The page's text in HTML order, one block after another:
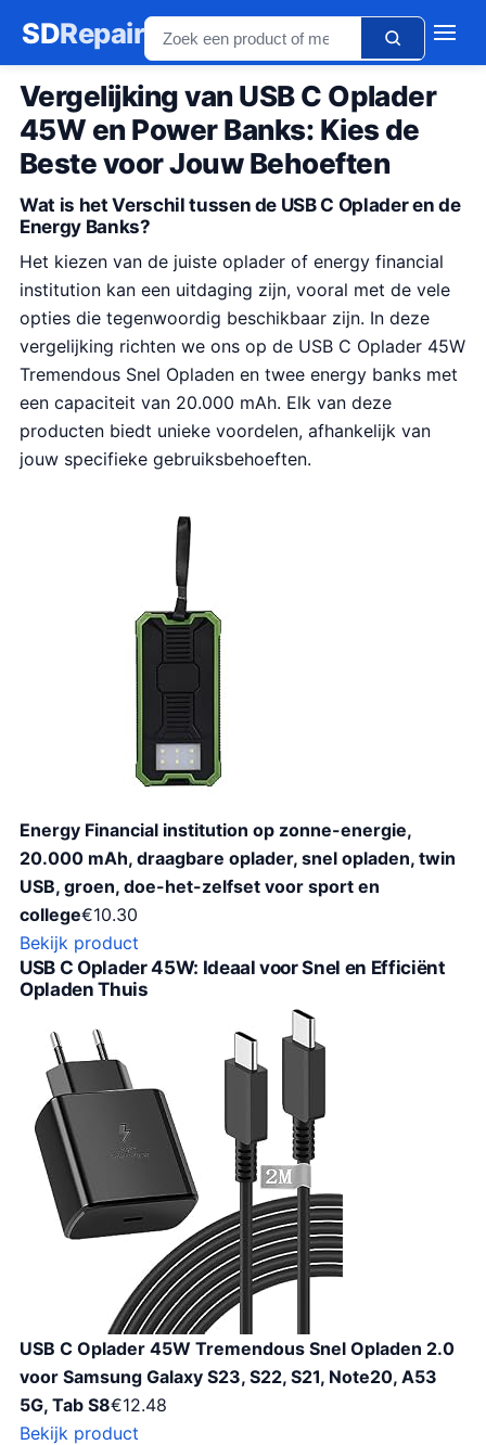
SDRepair
Vergelijking van USB C Oplader
45W en Power Banks: Kies de
Beste voor Jouw Behoeften
Wat is het Verschil tussen de USB C Oplader en de
Energy Banks?
Het kiezen van de juiste oplader of energy financial
institution kan een uitdaging zijn, vooral met de vele
opties die tegenwoordig beschikbaar zijn. In deze
vergelijking richten we ons op de USB C Oplader 45W
Tremendous Snel Opladen en twee energy banks met
een capaciteit van 20.000 mAh. Elk van deze
producten biedt unieke voordelen, afhankelijk van
jouw specifieke gebruiksbehoeften.
Energy Financial institution op zonne-energie,
20.000 mAh, draagbare oplader, snel opladen, twin
USB, groen, doe-het-zelfset voor sport en
college€10.30
Bekijk product
USB C Oplader 45W: Ideaal voor Snel en Efficiënt
Opladen Thuis
USB C Oplader 45W Tremendous Snel Opladen 2.0
voor Samsung Galaxy S23, S22, S21, Note20, A53
5G, Tab S8€12.48
Bekijk product